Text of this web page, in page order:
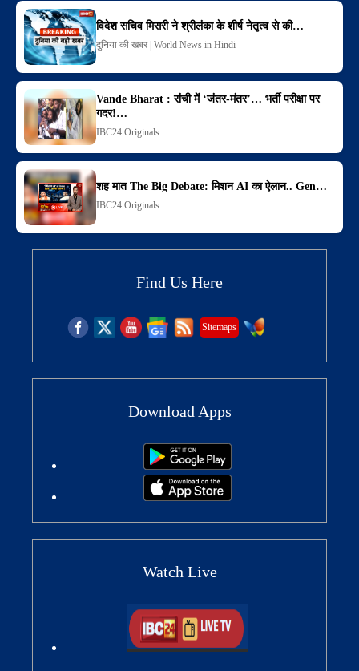
विदेश सचिव मिसरी ने श्रीलंका के शीर्ष नेतृत्व से की…
दुनिया की खबर | World News in Hindi
Vande Bharat : रांची में ‘जंतर-मंतर’… भर्ती परीक्षा पर
गदर!…
IBC24 Originals
शह मात The Big Debate: मिशन AI का ऐलान.. Gen…
IBC24 Originals
Find Us Here
Sitemaps
Download Apps
Watch Live